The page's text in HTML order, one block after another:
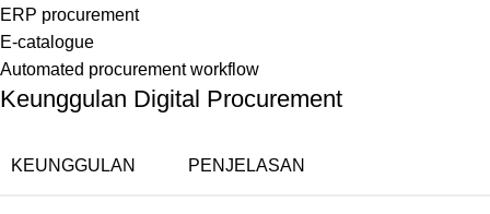
ERP procurement
E-catalogue
Automated procurement workflow
Keunggulan Digital Procurement
KEUNGGULAN PENJELASAN